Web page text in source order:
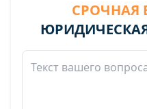
МислауроваСРОЧНАЯ